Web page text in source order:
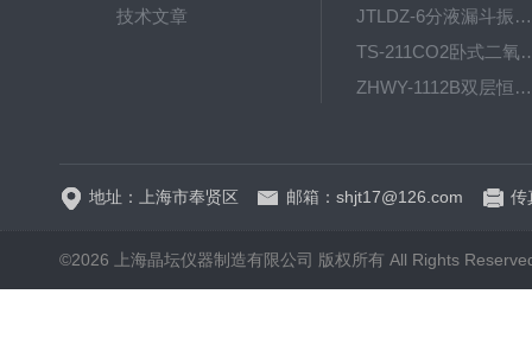
技术文章
JTLDZ-6分液漏斗振荡器
TS-211CO2卧式
ZHWY-1112B双层恒温培养摇床
地址：上海市奉贤区 邮箱：shjt17@126.com 传
©2026 上海晶坛仪器制造有限公司 版权所有 All Rights